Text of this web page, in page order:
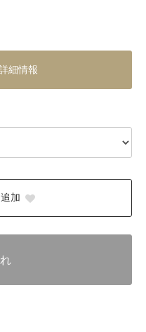
細情報
加